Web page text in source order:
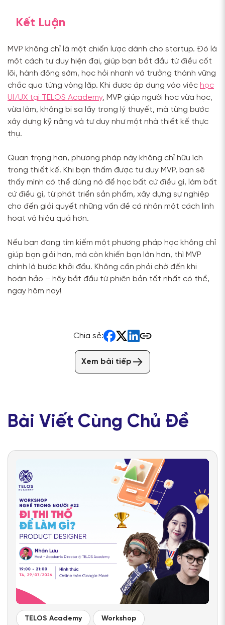
Kết Luận
MVP không chỉ là một chiến lược dành cho startup. Đó là
một cách tư duy hiện đại, giúp bạn bắt đầu từ điều cốt
lõi, hành động sớm, học hỏi nhanh và trưởng thành vững
chắc qua từng vòng lặp. Khi được áp dụng vào việc học
UI/UX tại TELOS Academy, MVP giúp người học vừa học,
vừa làm, không bị sa lầy trong lý thuyết, mà từng bước
xây dựng kỹ năng và tư duy như một nhà thiết kế thực
thụ.
Quan trọng hơn, phương pháp này không chỉ hữu ích
trong thiết kế. Khi bạn thấm được tư duy MVP, bạn sẽ
thấy mình có thể dùng nó để học bất cứ điều gì, làm bất
cứ điều gì, từ phát triển sản phẩm, xây dựng sự nghiệp
cho đến giải quyết những vấn đề cá nhân một cách linh
hoạt và hiệu quả hơn.
Nếu bạn đang tìm kiếm một phương pháp học không chỉ
giúp bạn giỏi hơn, mà còn khiến bạn lớn hơn, thì MVP
chính là bước khởi đầu. Không cần phải chờ đến khi
hoàn hảo – hãy bắt đầu từ phiên bản tốt nhất có thể,
ngay hôm nay!
Chia sẻ:
Xem bài tiếp
Bài Viết Cùng Chủ Đề
TELOS Academy Workshop